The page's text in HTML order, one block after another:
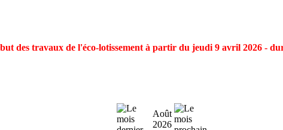
des travaux de l'éco-lotissement à partir du jeudi 9 avril 2026 -
Août
2026